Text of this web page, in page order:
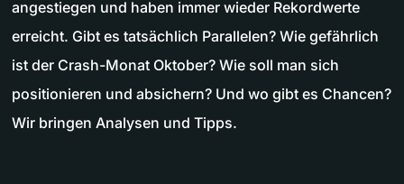
angestiegen und haben immer wieder Rekordwerte
erreicht. Gibt es tatsächlich Parallelen? Wie gefährlich
ist der Crash-Monat Oktober? Wie soll man sich
positionieren und absichern? Und wo gibt es Chancen?
Wir bringen Analysen und Tipps.